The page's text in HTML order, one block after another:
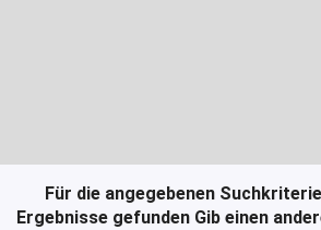
Für die angegebenen
Ergebnisse gefunden Gib einen